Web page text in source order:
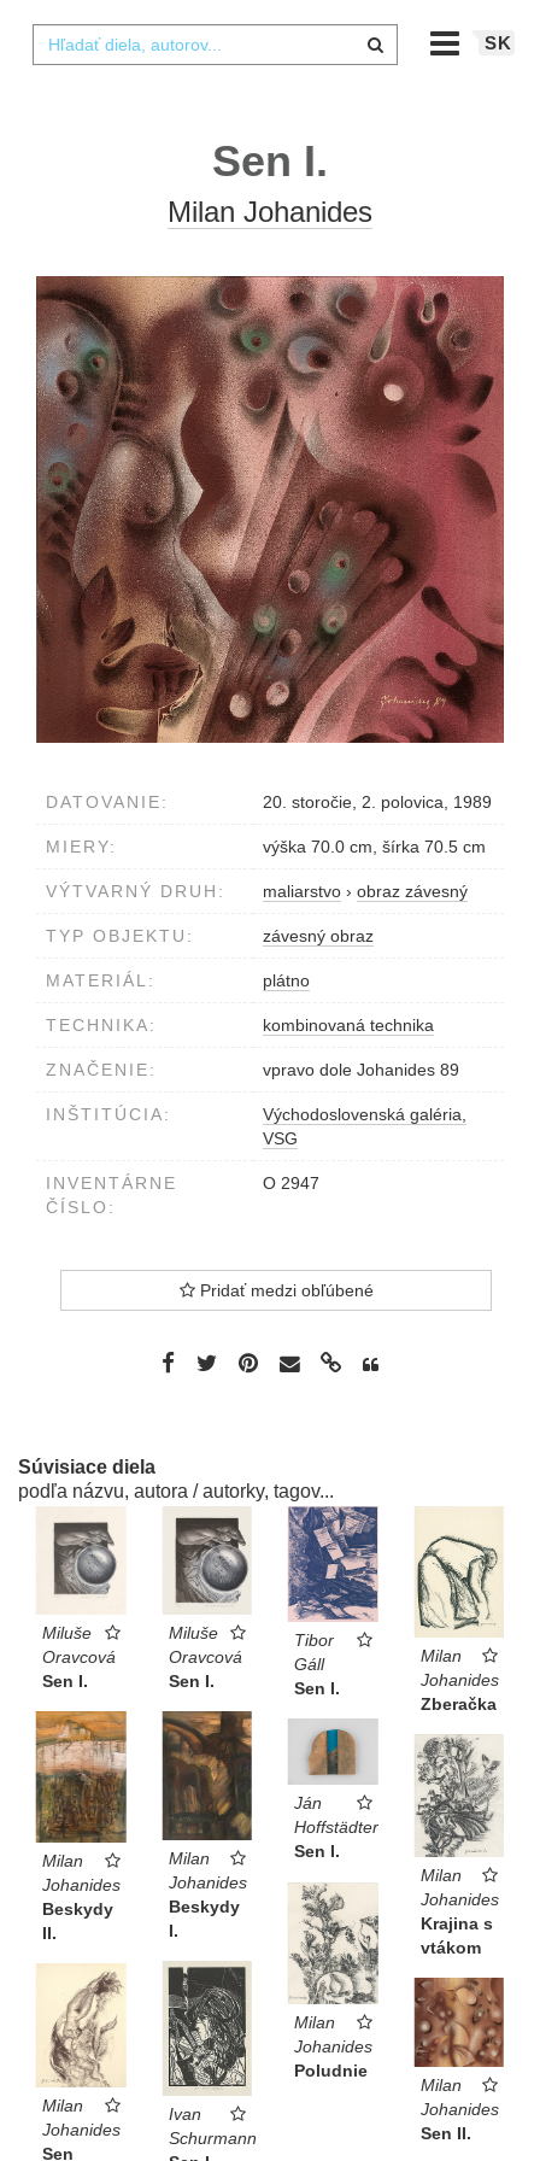
SK
Sen I.
Milan Johanides
DATOVANIE: 20. storočie, 2. polovica, 1989
MIERY: výška 70.0 cm, šírka 70.5 cm
VÝTVARNÝ DRUH: maliarstvo › obraz závesný
TYP OBJEKTU: závesný obraz
MATERIÁL: plátno
TECHNIKA: kombinovaná technika
ZNAČENIE: vpravo dole Johanides 89
INŠTITÚCIA:
Východoslovenská galéria,
VSG
INVENTÁRNE
ČÍSLO:
O 2947
Pridať medzi obľúbené
Súvisiace diela
podľa názvu, autora / autorky, tagov...
Miluše
Oravcová
Sen I.
Miluše
Oravcová
Sen I.
Tibor
Gáll
Sen I.
Milan
Johanides
Zberačka
Milan
Johanides
Beskydy
I.
Milan
Johanides
Beskydy
II.
Ján
Hoffstädter
Sen I.
Milan
Johanides
Krajina s
vtákom
Milan
Johanides
Poludnie
Ivan
Schurmann
Milan
Johanides
Sen
Milan
Johanides
Sen II.